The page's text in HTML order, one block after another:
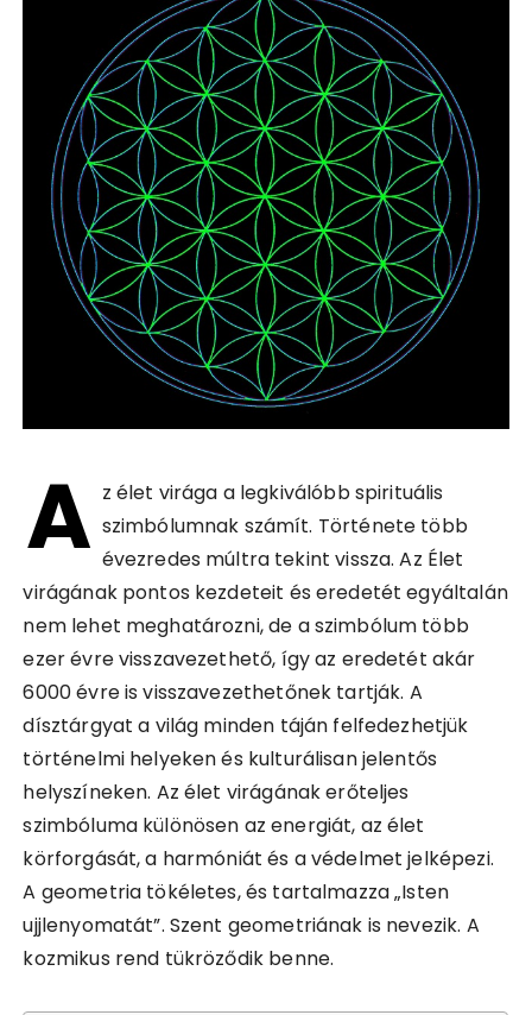
A z élet virága a legkiválóbb spirituális
szimbólumnak számít. Története több
évezredes múltra tekint vissza. Az Élet
virágának pontos kezdeteit és eredetét egyáltalán
nem lehet meghatározni, de a szimbólum több
ezer évre visszavezethető, így az eredetét akár
6000 évre is visszavezethetőnek tartják. A
dísztárgyat a világ minden táján felfedezhetjük
történelmi helyeken és kulturálisan jelentős
helyszíneken. Az élet virágának erőteljes
szimbóluma különösen az energiát, az élet
körforgását, a harmóniát és a védelmet jelképezi.
A geometria tökéletes, és tartalmazza „Isten
ujjlenyomatát”. Szent geometriának is nevezik. A
kozmikus rend tükröződik benne.